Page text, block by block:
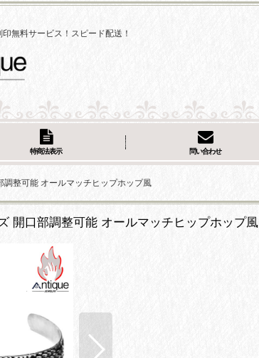
無料サービス！スピード配送！
特商法表示 問い合わせ
整可能 オールマッチヒップホップ風
開口部調整可能 オールマッチヒップホップ風